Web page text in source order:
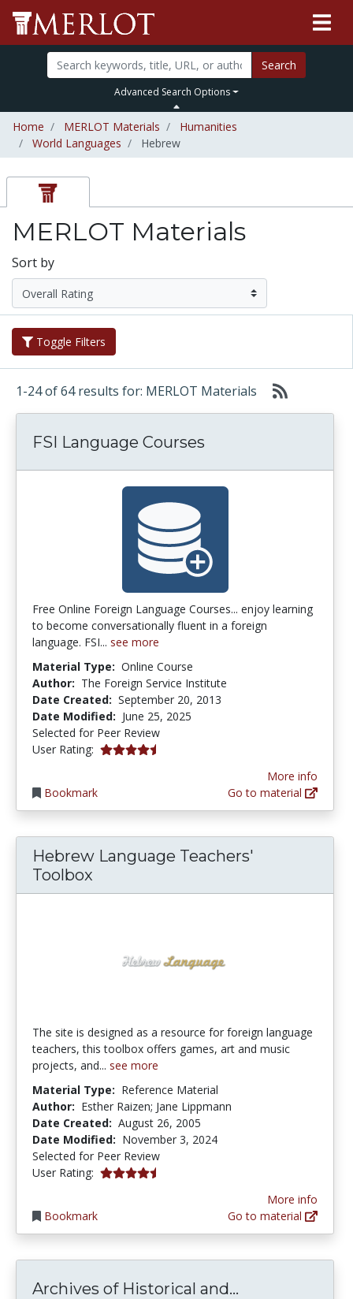
Search
Advanced Search Options
Home MERLOT Materials
Humanities
World Languages
Hebrew
MERLOT Materials
Sort by
Toggle Filters
1-24 of 64 results for: MERLOT Materials
FSI Language Courses
Free Online Foreign Language Courses... enjoy learning
to become conversationally fluent in a foreign
language. FSI... see more
Material Type: Online Course
Author: The Foreign Service Institute
Date Created: September 20, 2013
Date Modified: June 25, 2025
Selected for Peer Review
User Rating: 4.5 stars
Bookmark
More info
Go to material
Hebrew Language Teachers'
Toolbox
The site is designed as a resource for foreign language
teachers, this toolbox offers games, art and music
projects, and... see more
Material Type: Reference Material
Author: Esther Raizen; Jane Lippmann
Date Created: August 26, 2005
Date Modified: November 3, 2024
Selected for Peer Review
User Rating: 4.5 stars
Bookmark
More info
Go to material
Archives of Historical and...